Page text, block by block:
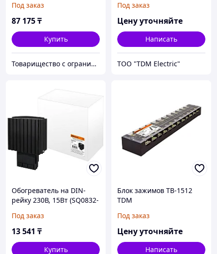
температуры воздуха и
относительной
Под заказ
87 175₸
Купить
Товарищество с ограниченной ответственностью "Nabludenie.kz"
Под заказ
Цену уточняйте
Написать
ТОО "TDM Electric"
Обогреватель на DIN-
рейку 230В, 15Вт (SQ0832-
Под заказ
13 541 ₸
Купить
Блок зажимов ТВ-1512
TDM
Под заказ
Цену уточняйте
Написать